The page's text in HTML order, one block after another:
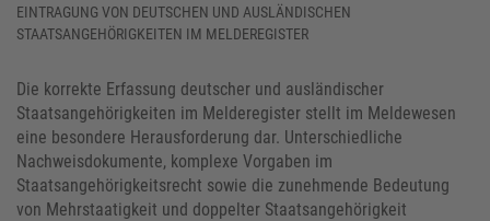
EINTRAGUNG VON DEUTSCHEN UND AUSLÄNDISCHEN
STAATSANGEHÖRIGKEITEN IM MELDEREGISTER
Die korrekte Erfassung deutscher und ausländischer
Staatsangehörigkeiten im Melderegister stellt im Meldewesen
eine besondere Herausforderung dar. Unterschiedliche
Nachweisdokumente, komplexe Vorgaben im
Staatsangehörigkeitsrecht sowie die zunehmende Bedeutung
von Mehrstaatigkeit und doppelter Staatsangehörigkeit